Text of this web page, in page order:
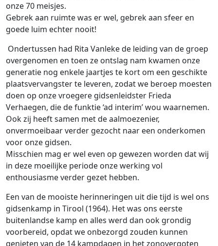
onze 70 meisjes.
Gebrek aan ruimte was er wel, gebrek aan sfeer en
goede luim echter nooit!
Ondertussen had Rita Vanleke de leiding van de groep
overgenomen en toen ze ontslag nam kwamen onze
generatie nog enkele jaartjes te kort om een geschikte
plaatsvervangster te leveren, zodat we beroep moesten
doen op onze vroegere gidsenleidster Frieda
Verhaegen, die de funktie ‘ad interim’ wou waarnemen.
Ook zij heeft samen met de aalmoezenier,
onvermoeibaar verder gezocht naar een onderkomen
voor onze gidsen.
Misschien mag er wel even op gewezen worden dat wij
in deze moeilijke periode onze werking vol
enthousiasme verder gezet hebben.
Een van de mooiste herinneringen uit die tijd is wel ons
gidsenkamp in Tirool (1964). Het was ons eerste
buitenlandse kamp en alles werd dan ook grondig
voorbereid, opdat we onbezorgd zouden kunnen
genieten van de 14 kampdagen in het zonovergoten